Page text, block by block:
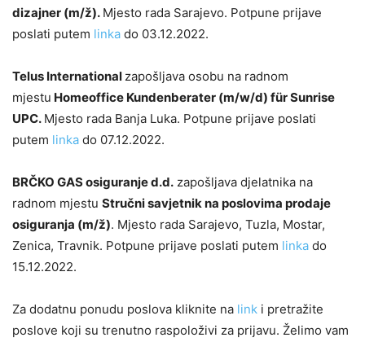
dizajner (m/ž). Mjesto rada Sarajevo. Potpune prijave
poslati putem linka do 03.12.2022.
Telus International zapošljava osobu na radnom
mjestu Homeoffice Kundenberater (m/w/d) für Sunrise
UPC. Mjesto rada Banja Luka. Potpune prijave poslati
putem linka do 07.12.2022.
BRČKO GAS osiguranje d.d. zapošljava djelatnika na
radnom mjestu Stručni savjetnik na poslovima prodaje
osiguranja (m/ž). Mjesto rada Sarajevo, Tuzla, Mostar,
Zenica, Travnik. Potpune prijave poslati putem linka do
15.12.2022.
Za dodatnu ponudu poslova kliknite na link i pretražite
poslove koji su trenutno raspoloživi za prijavu. Želimo vam